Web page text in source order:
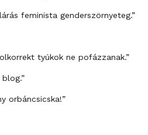
feminista genderszörnyeteg.”
tyúkok ne pofázzanak.”
orbáncsicska!”